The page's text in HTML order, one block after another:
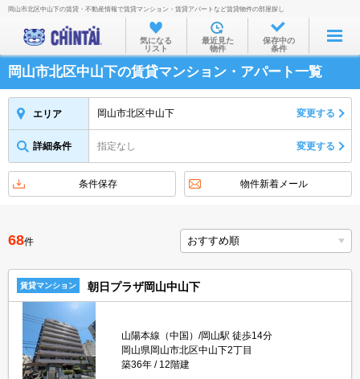
お部屋を探す
沿線・駅から
住所から
家賃相場から
物件特集から
不動産会社から
TOP
岡山市北区中山下の賃貸・不動産情報で賃貸マンション・賃貸アパートなど賃貸物件の部屋探し
気になる
リスト
最近見た
物件
保存中の
条件
岡山市北区中山下の賃貸マンション・アパート一覧
エリア 岡山市北区中山下 変更する
詳細条件 指定なし 変更する
条件保存 物件新着メール
68件
賃貸マンション 朝日プラザ岡山中山下
山陽本線（中国）/岡山駅 徒歩14分
岡山県岡山市北区中山下2丁目
築36年
12階建